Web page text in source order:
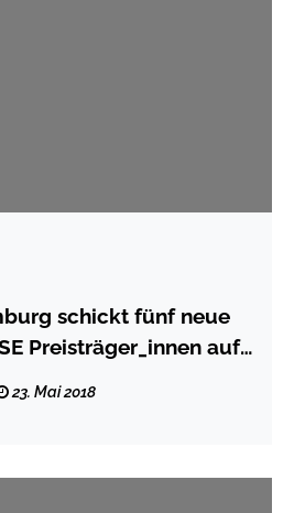
schickt fünf neue
Preisträger_innen aufs
23. Mai 2018